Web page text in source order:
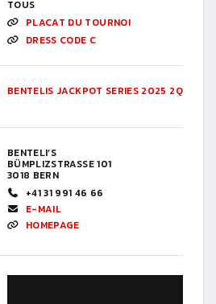
TOUS
PLACAT DU TOURNOI
DRESS CODE C
BENTELIS JACKPOT SERIES 2025 2Q
BENTELI’S
BÜMPLIZSTRASSE 101
3018 BERN
+41 31 991 46 66
E-MAIL
HOMEPAGE